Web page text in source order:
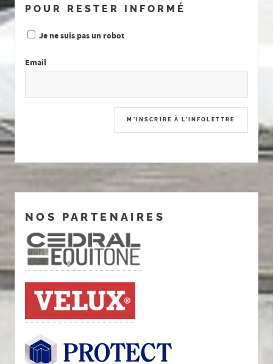
POUR RESTER INFORMÉ
Je ne suis pas un robot
Email
NOS PARTENAIRES